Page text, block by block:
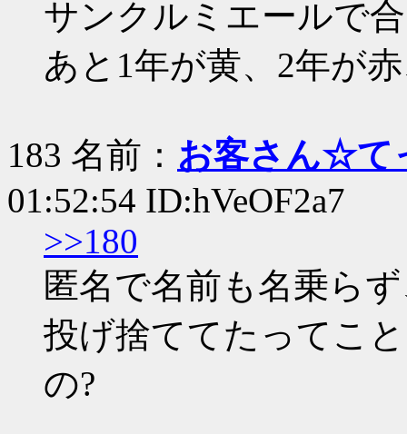
サンクルミエールで
あと1年が黄、2年が
183 名前： お客さん☆て
01:52:54 ID:hVeOF2a7
>>180
匿名で名前も名乗ら
投げ捨ててたってこ
の?